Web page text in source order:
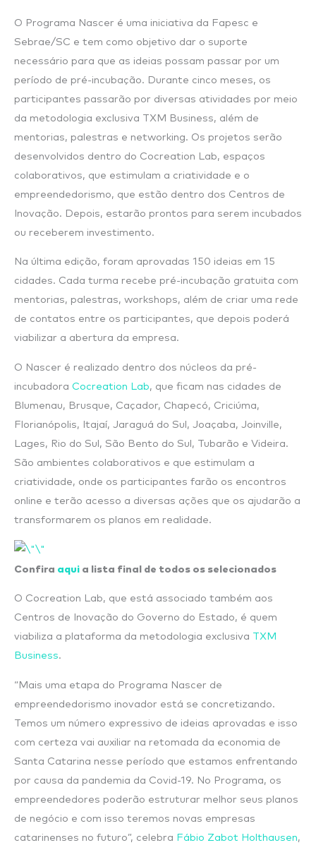
O Programa Nascer é uma iniciativa da Fapesc e
Sebrae/SC e tem como objetivo dar o suporte
necessário para que as ideias possam passar por um
período de pré-incubação. Durante cinco meses, os
participantes passarão por diversas atividades por meio
da metodologia exclusiva TXM Business, além de
mentorias, palestras e networking. Os projetos serão
desenvolvidos dentro do Cocreation Lab, espaços
colaborativos, que estimulam a criatividade e o
empreendedorismo, que estão dentro dos Centros de
Inovação. Depois, estarão prontos para serem incubados
ou receberem investimento.
Na última edição, foram aprovadas 150 ideias em 15
cidades. Cada turma recebe pré-incubação gratuita com
mentorias, palestras, workshops, além de criar uma rede
de contatos entre os participantes, que depois poderá
viabilizar a abertura da empresa.
O Nascer é realizado dentro dos núcleos da pré-
incubadora Cocreation Lab, que ficam nas cidades de
Blumenau, Brusque, Caçador, Chapecó, Criciúma,
Florianópolis, Itajaí, Jaraguá do Sul, Joaçaba, Joinville,
Lages, Rio do Sul, São Bento do Sul, Tubarão e Videira.
São ambientes colaborativos e que estimulam a
criatividade, onde os participantes farão os encontros
online e terão acesso a diversas ações que os ajudarão a
transformarem os planos em realidade.
Confira aqui a lista final de todos os selecionados
O Cocreation Lab, que está associado também aos
Centros de Inovação do Governo do Estado, é quem
viabiliza a plataforma da metodologia exclusiva TXM
Business.
“Mais uma etapa do Programa Nascer de
empreendedorismo inovador está se concretizando.
Temos um número expressivo de ideias aprovadas e isso
com certeza vai auxiliar na retomada da economia de
Santa Catarina nesse período que estamos enfrentando
por causa da pandemia da Covid-19. No Programa, os
empreendedores poderão estruturar melhor seus planos
de negócio e com isso teremos novas empresas
catarinenses no futuro”, celebra Fábio Zabot Holthausen,